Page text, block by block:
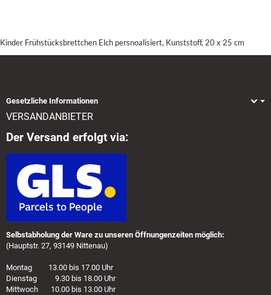
Kinder Frühstücksbrettchen Elch persnoalisiert, Kunststoff, 20 x 25 cm
Gesetzliche Informationen
VERSANDANBIETER
Der Versand erfolgt via:
Selbstabholung der Ware zu unseren Öffnungenzeiten möglich:
(Hauptstr. 27, 93149 Nittenau)
Montag 13.00 bis 17.00 Uhr
Dienstag 9.30 bis 18.00 Uhr
Mittwoch 10.00 bis 13.00 Uhr